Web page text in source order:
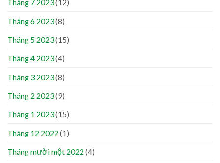
Tháng 7 2023(12)
Tháng 6 2023(8)
Tháng 5 2023(15)
Tháng 4 2023(4)
Tháng 3 2023(8)
Tháng 2 2023(9)
Tháng 1 2023(15)
Tháng 12 2022 (1)
Tháng mười một 2022 (4)